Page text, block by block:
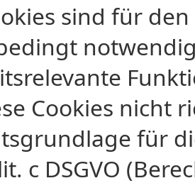
sind für
Cookies nicht
für
c DSGVO